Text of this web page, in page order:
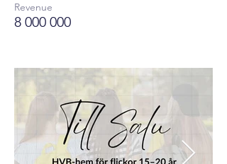
Revenue
8 000 000